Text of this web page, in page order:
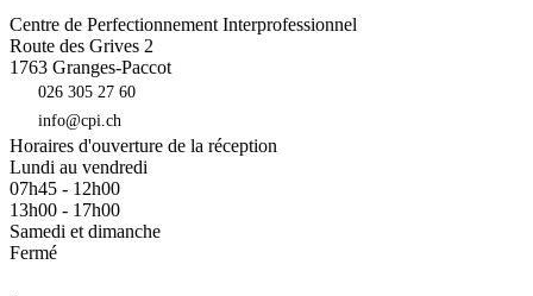
Centre de Perfectionnement Interprofessionnel
Route des Grives 2
1763 Granges-Paccot
026 305 27 60
info@cpi.ch
Horaires d'ouverture de la réception
Lundi au vendredi
07h45 - 12h00
13h00 - 17h00
Samedi et dimanche
Fermé